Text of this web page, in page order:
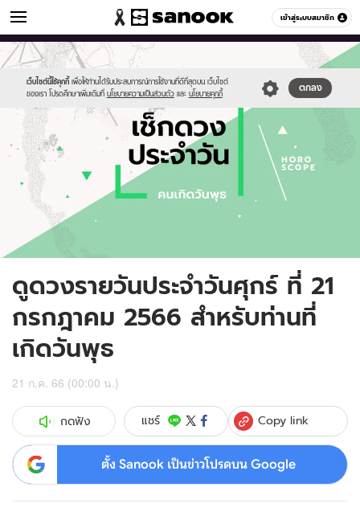
เข้าสู่ระบบสมาชิก
ดูดวง หมวดอื่นๆ
เว็บไซต์นี้ใช้คุกกี้ เพื่อให้ท่านได้รับประสบการณ์การใช้งานที่ดีที่สุดบน เว็บไซต์
ของเรา โปรดศึกษาเพิ่มเติมที่ นโยบายความเป็นส่วนตัว และ นโยบายคุกกี้
ตกลง
Sanook
//s.isanook.com/sr/0/images/logo-
new-
sanook.png
600
60
//s.isanook.com/ho/0/ud/fxd/day/daily-
horoscope-
wednesday.jpg
ดูดวงรายวันประจำวันศุกร์ ที่ 21
กรกฎาคม 2566 สำหรับท่านที่
เกิดวันพุธ
21 ก.ค. 66 (00:00 น.)
กดฟัง แชร์ Copy link
ตั้ง Sanook เป็นข่าวโปรดบน Google